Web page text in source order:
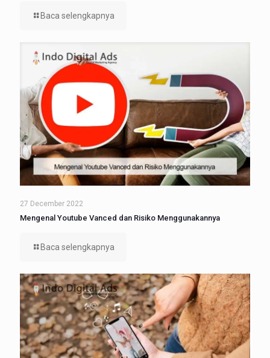
Baca selengkapnya
27 December 2022
Mengenal Youtube Vanced dan Risiko Menggunakannya
Baca selengkapnya